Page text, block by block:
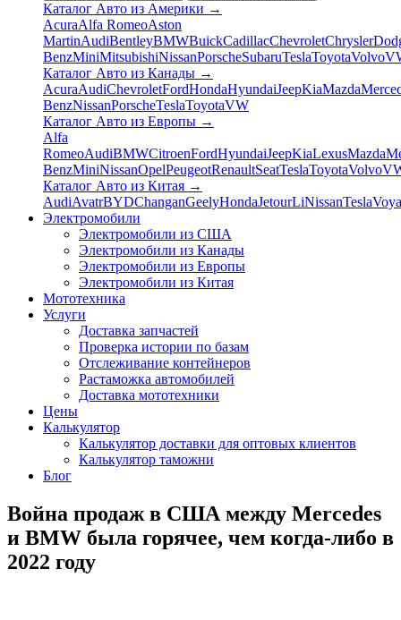
Каталог Авто из Америки →
AcuraAlfa RomeoAston
MartinAudiBentleyBMWBuickCadillacChevroletChrysler
BenzMiniMitsubishiNissanPorscheSubaruTeslaToyotaVolvo
Каталог Авто из Канады →
AcuraAudiChevroletFordHondaHyundaiJeepKiaMazda
BenzNissanPorscheTeslaToyotaVW
Каталог Авто из Европы →
Alfa
RomeoAudiBMWCitroenFordHyundaiJeepKiaLexusMazda
BenzMiniNissanOpelPeugeotRenaultSeatTeslaToyotaVolvo
Каталог Авто из Китая →
AudiAvatrBYDChanganGeelyHondaJetourLiNissanTesla
Электромобили
Электромобили из США
Электромобили из Канады
Электромобили из Европы
Электромобили из Китая
Мототехника
Услуги
Доставка запчастей
Проверка истории по базам
Отслеживание контейнеров
Растаможка автомобилей
Доставка мототехники
Цены
Калькулятор
Калькулятор доставки для оптовых клиентов
Калькулятор таможни
Блог
Война продаж в США между Mercedes
и BMW была горячее, чем когда-либо в
2022 году